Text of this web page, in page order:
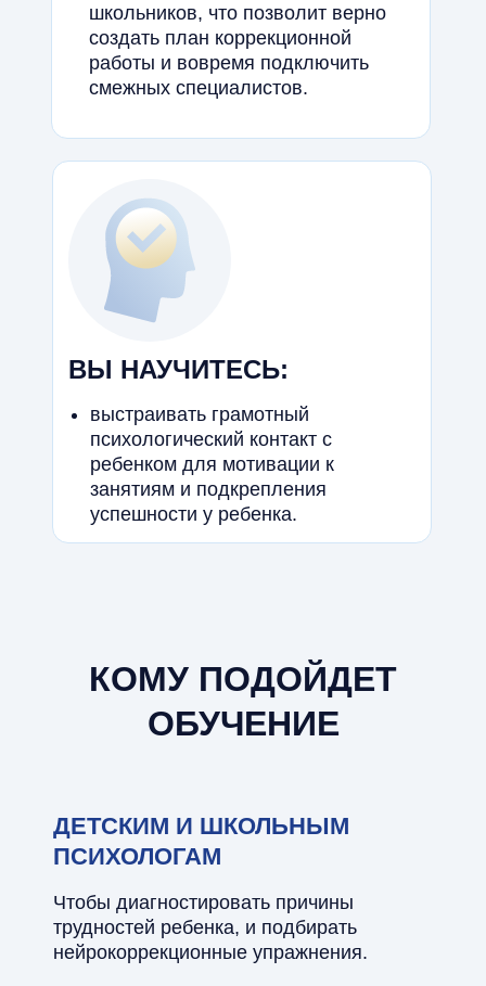
выстраивать грамотный
психологический контакт с
ребенком для мотивации к
занятиям и подкрепления
успешности у ребенка.
ВЫ НАУЧИТЕСЬ:
школьников, что позволит верно
создать план коррекционной
работы и вовремя подключить
смежных специалистов.
КОМУ ПОДОЙДЕТ
ОБУЧЕНИЕ
Чтобы диагностировать причины
трудностей ребенка, и подбирать
нейрокоррекционные упражнения.
ДЕТСКИМ И ШКОЛЬНЫМ
ПСИХОЛОГАМ